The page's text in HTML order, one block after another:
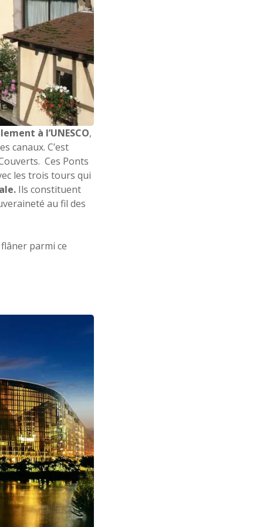
à l’UNESCO,
canaux. C’est
Ces Ponts
les trois tours qui
Ils constituent
au fil des
parmi ce